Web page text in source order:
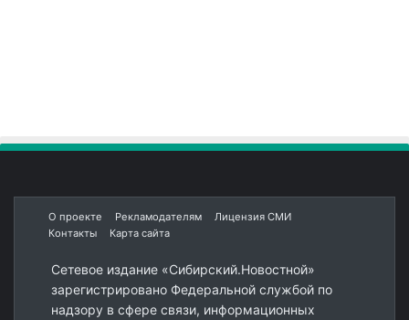
О проекте Рекламодателям
Лицензия СМИ
Контакты
Карта сайта
Сетевое издание «Сибирский.Новостной»
зарегистрировано Федеральной службой по
надзору в сфере связи, информационных